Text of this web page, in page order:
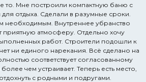
то. Мне построили компактную баню с
отдыха. Сделали в разумные сроки.
необходимым. Внутреннее убранство
приятную атмосферу. Отдельно хочу
работ. Строители подошли к
ни единого нарекания. Всё сделано на
соответствует согласованному
чем устраивает. Теперь есть место,
с родными и подругами.